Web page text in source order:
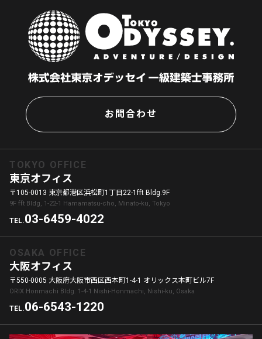
お問合わせ
TOKYO OFFICE
東京オフィス
〒105-0013 東京都港区浜松町1丁目22-1fft Bldg.9F
9F fft Bldg, 1-22-1 Hamamatsu-cho, Minato-ku, Tokyo
TEL.03-6459-4022
OSAKA OFFICE
大阪オフィス
〒550-0005 大阪府大阪市西区西本町1-4-1 オリックス本町ビル7F
ORIX Honmachi Bldg. 1-4-1 Nishi-Honmachi, Nishi-ku, Osaka
TEL.06-6543-1220